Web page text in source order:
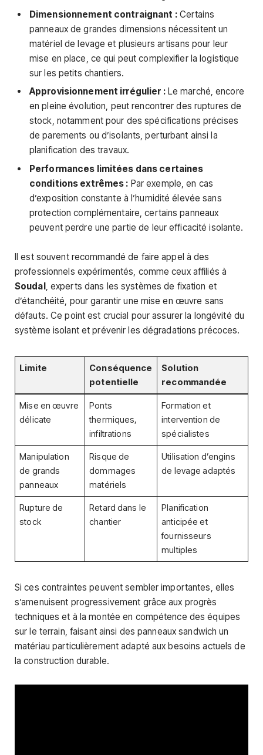
Dimensionnement contraignant :Certains
panneaux de grandes dimensions nécessitent un
matériel de levage et plusieurs artisans pour leur
mise en place, ce qui peut complexifier la logistique
sur les petits chantiers.
Approvisionnement irrégulier :Le marché, encore
en pleine évolution, peut rencontrer des ruptures de
stock, notamment pour des spécifications précises
de parements ou d’isolants, perturbant ainsi la
planification des travaux.
Performances limitées dans certaines
conditions extrêmes : Par exemple, en cas
d’exposition constante à l’humidité élevée sans
protection complémentaire, certains panneaux
peuvent perdre une partie de leur efficacité isolante.
Il est souvent recommandé de faire appel à des
professionnels expérimentés, comme ceux affiliés à
Soudal , experts dans les systèmes de fixation et
d’étanchéité, pour garantir une mise en œuvre sans
défauts. Ce point est crucial pour assurer la longévité du
système isolant et prévenir les dégradations précoces.
Limite
Conséquence
potentielle
Solution
recommandée
Mise en œuvre
délicate
Ponts
thermiques,
infiltrations
Formation et
intervention de
spécialistes
Manipulation
de grands
panneaux
Risque de
dommages
matériels
Utilisation d’engins
de levage adaptés
Rupture de
stock
Retard dans le
chantier
Planification
anticipée et
fournisseurs
multiples
Si ces contraintes peuvent sembler importantes, elles
s’amenuisent progressivement grâce aux progrès
techniques et à la montée en compétence des équipes
sur le terrain, faisant ainsi des panneaux sandwich un
matériau particulièrement adapté aux besoins actuels de
la construction durable.